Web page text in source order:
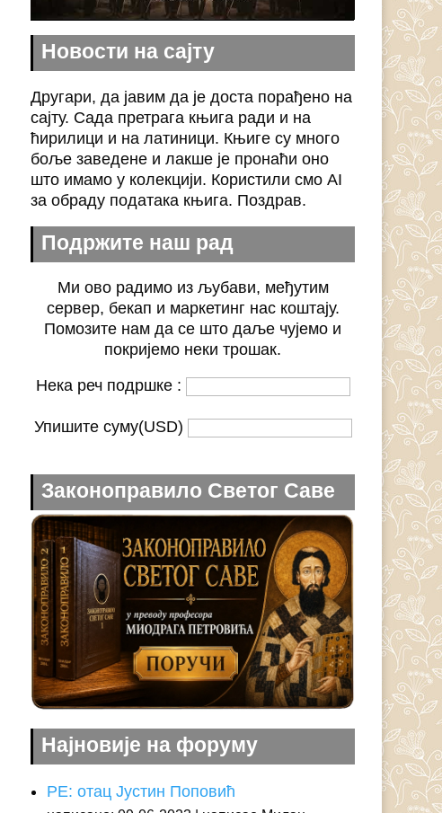
Новости на сајту
Другари, да јавим да је доста порађено на
сајту. Сада претрага књига ради и на
ћирилици и на латиници. Књиге су много
боље заведене и лакше је пронаћи оно
што имамо у колекцији. Користили смо AI
за обраду података књига. Поздрав.
Подржите наш рад
Ми ово радимо из љубави, међутим
сервер, бекап и маркетинг нас коштају.
Помозите нам да се што даље чујемо и
покријемо неки трошак.
Нека реч подршке :
Упишите суму(USD)
Законоправило Светог Саве
Најновије на форуму
РЕ: отац Јустин Поповић